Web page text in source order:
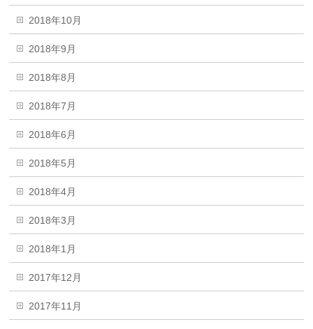
2018年10月
2018年9月
2018年8月
2018年7月
2018年6月
2018年5月
2018年4月
2018年3月
2018年1月
2017年12月
2017年11月